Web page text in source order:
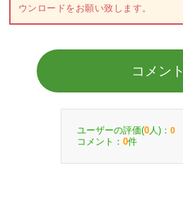
ウンロードをお願い致します。
コメント
ユーザーの評価(0 人)： 0
コメント： 0件